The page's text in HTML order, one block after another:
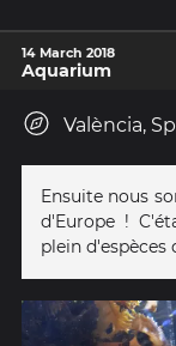
14 March 2018
Aquarium
València,
Ensuite nous
d'Europe !
plein d'espèces